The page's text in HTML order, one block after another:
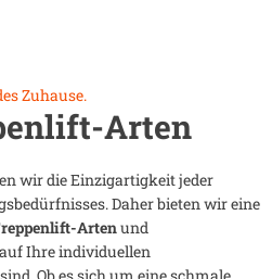
Zuhause.
Arten
wir die Einzigartigkeit jeder
Daher bieten wir eine
Artenund
Ihre individuellen